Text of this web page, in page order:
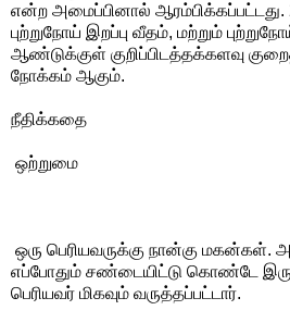
என்ற அமைப்பினால்
புற்றுநோய் இறப்பு வீதம், மற்றும்
ஆண்டுக்குள் குறிப்பிடத்தக்களவு
நோக்கம் ஆகும்.
நீதிக்கதை
ஒற்றுமை
ஒரு பெரியவருக்கு நான்கு மகன்கள்.
எப்போதும் சண்டையிட்டு கொண்டே
பெரியவர் மிகவும் வருத்தப்பட்டார்.